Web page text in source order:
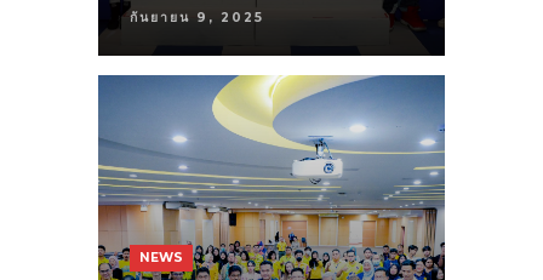
กันยายน 9, 2025
NEWS